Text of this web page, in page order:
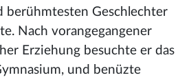
berühmtesten Geschlechter
Nach vorangegangener
Erziehung besuchte er das
und benüzte